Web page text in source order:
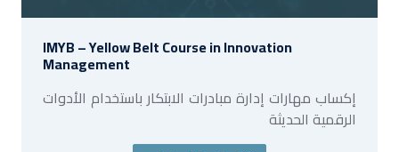
IMYB – Yellow Belt Course in Innovation
Management
إكساب مهارات إدارة مبادرات الابتكار باستخدام الأدوات
الرقمية الحديثة